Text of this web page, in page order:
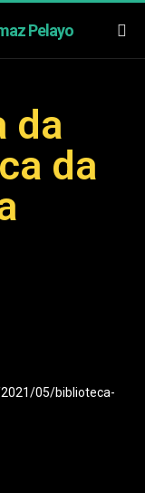
Pelayo
da
da
05/biblioteca-